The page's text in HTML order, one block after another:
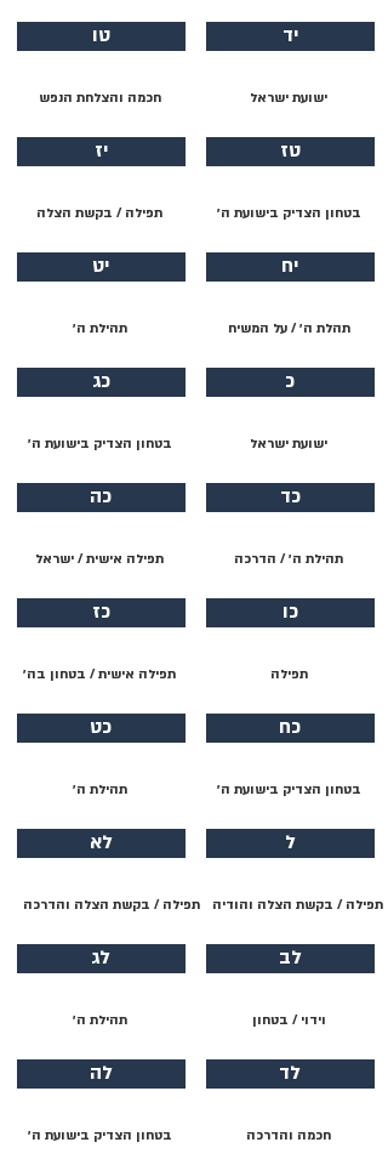
יד
ישועת ישראל
טז
בטחון הצדיק בישועת ה׳
יח
תהלת ה׳ / על המשיח
כ
ישועת ישראל
כד
תהילת ה׳ / הדרכה
כו
תפילה
כח
בטחון הצדיק בישועת ה׳
ל
תפילה / בקשת הצלה והודיה
לב
וידוי / בטחון
לד
חכמה והדרכה
טו
חכמה והצלחת הנפש
יז
תפילה / בקשת הצלה
יט
תהילת ה׳
כג
בטחון הצדיק בישועת ה׳
כה
תפילה אישית / ישראל
כז
תפילה אישית / בטחון בה׳
כט
תהילת ה׳
לא
תפילה / בקשת הצלה והדרכה
לג
תהילת ה׳
לה
בטחון הצדיק בישועת ה׳